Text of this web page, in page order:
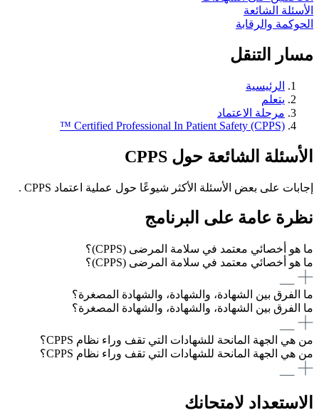
الأسئلة الشائعة
الحوكمة والرقابة
مسار التنقل
الرئيسية
يتعلم
مرحلة الاعتماد
Certified Professional In Patient Safety (CPPS) ™
الأسئلة الشائعة حول CPPS
إجابات على بعض الأسئلة الأكثر شيوعًا حول عملية اعتماد CPPS .
نظرة عامة على البرنامج
ما هو أخصائي معتمد في سلامة المرضى (CPPS)؟
ما هو أخصائي معتمد في سلامة المرضى (CPPS)؟
ما الفرق بين الشهادة، والشهادة، والشهادة المصغرة؟
ما الفرق بين الشهادة، والشهادة، والشهادة المصغرة؟
من هي الجهة المانحة للشهادات التي تقف وراء نظام CPPS؟
من هي الجهة المانحة للشهادات التي تقف وراء نظام CPPS؟
الاستعداد لامتحانك